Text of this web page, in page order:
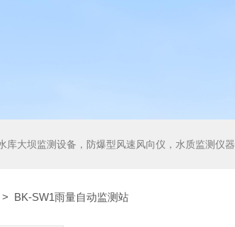
大坝监测设备，防爆型风速风向仪，水质监测仪器
> BK-SW1雨量自动监测站